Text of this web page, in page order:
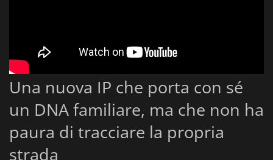
Una nuova IP che porta con sé
un DNA familiare, ma che non ha
paura di tracciare la propria
strada